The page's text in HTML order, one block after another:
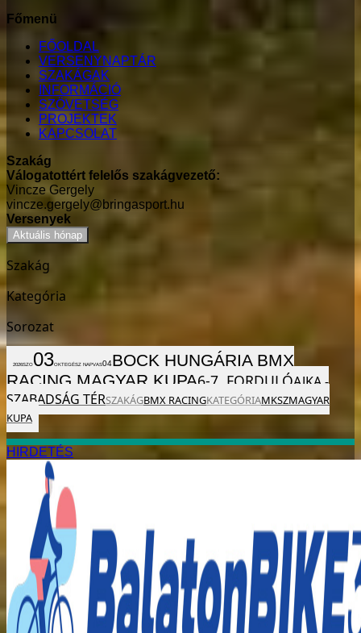
Főmenü
FŐOLDAL
VERSENYNAPTÁR
SZAKÁGAK
INFORMÁCIÓ
SZÖVETSÉG
PROJEKTEK
KAPCSOLAT
Szakág
Válogatottért felelős szakágvezető:
Vincze Gergely
vincze.gergely@bringasport.hu
Versenyek
Aktuális hónap
Szakág
Kategória
Sorozat
2026SZO03OKTEGÉSZ NAPVAS04BOCK HUNGÁRIA BMX
RACING MAGYAR KUPA6-7. FORDULÓAJKA -
SZABADSÁG TÉRSZAKÁGBMX RACINGKATEGÓRIAMKSZMAGYAR
KUPA
HIRDETÉS